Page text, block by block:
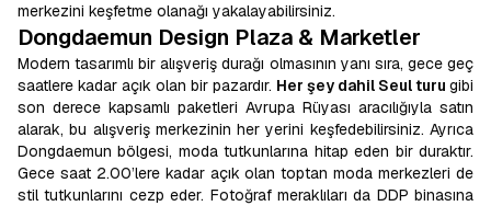
merkezini keşfetme olanağı yakalayabilirsiniz.
Dongdaemun Design Plaza & Marketler
Modern tasarımlı bir alışveriş durağı olmasının yanı sıra, gece geç
saatlere kadar açık olan bir pazardır. Her şey dahil Seul turu gibi
son derece kapsamlı paketleri Avrupa Rüyası aracılığıyla satın
alarak, bu alışveriş merkezinin her yerini keşfedebilirsiniz. Ayrıca
Dongdaemun bölgesi, moda tutkunlarına hitap eden bir duraktır.
Gece saat 2.00’lere kadar açık olan toptan moda merkezleri de
stil tutkunlarını cezp eder. Fotoğraf meraklıları da DDP binasına